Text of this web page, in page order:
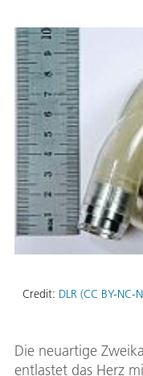
Credit: DLR (CC BY-NC-
Die neuartige
entlastet das Herz